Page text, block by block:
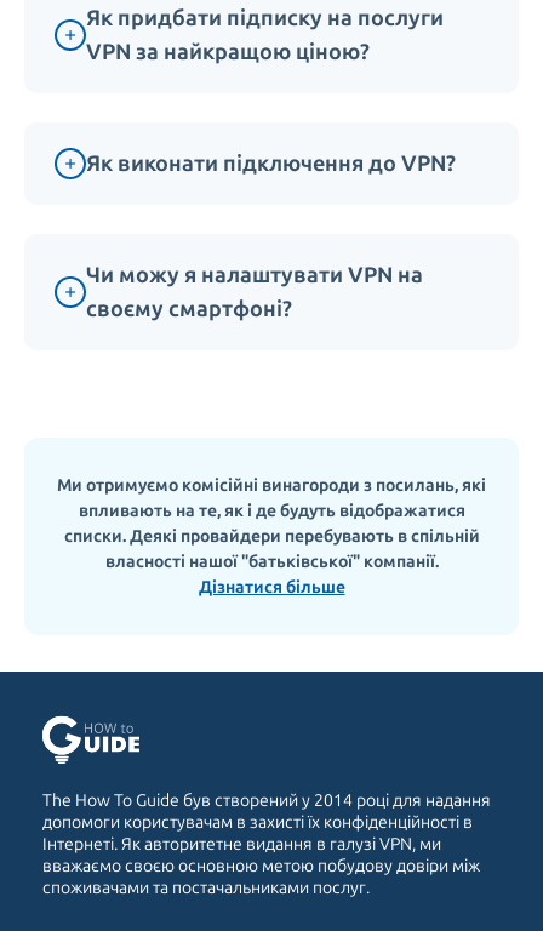
Як придбати підписку на послуги
VPN за найкращою ціною?
Як виконати підключення до VPN?
Чи можу я налаштувати VPN на
своєму смартфоні?
Ми отримуємо комісійні винагороди з посилань, які
впливають на те, як і де будуть відображатися
списки. Деякі провайдери перебувають в спільній
власності нашої "батьківської" компанії.
Дізнатися більше
The How To Guide був створений у 2014 році для надання
допомоги користувачам в захисті їх конфіденційності в
Інтернеті. Як авторитетне видання в галузі VPN, ми
вважаємо своєю основною метою побудову довіри між
споживачами та постачальниками послуг.